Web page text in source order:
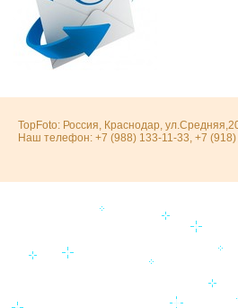
TopFoto: Россия, Краснодар,
Наш телефон: +7 (988) 133-11-33, +7